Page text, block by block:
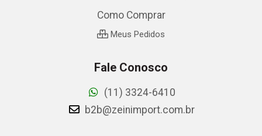
Como Comprar
Meus Pedidos
Fale Conosco
(11) 3324-6410
b2b@zeinimport.com.br